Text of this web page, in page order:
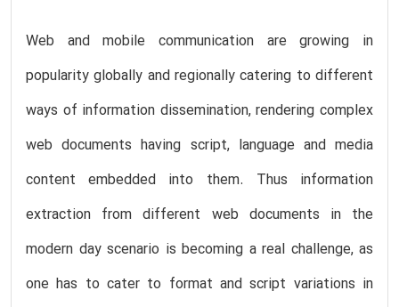
Web and mobile communication are growing in
popularity globally and regionally catering to different
ways of information dissemination, rendering complex
web documents having script, language and media
content embedded into them. Thus information
extraction from different web documents in the
modern day scenario is becoming a real challenge, as
one has to cater to format and script variations in